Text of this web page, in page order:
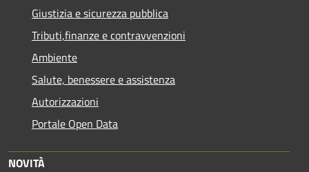
Giustizia e sicurezza pubblica
Tributi,finanze e contravvenzioni
Ambiente
Salute, benessere e assistenza
Autorizzazioni
Portale Open Data
NOVITÀ